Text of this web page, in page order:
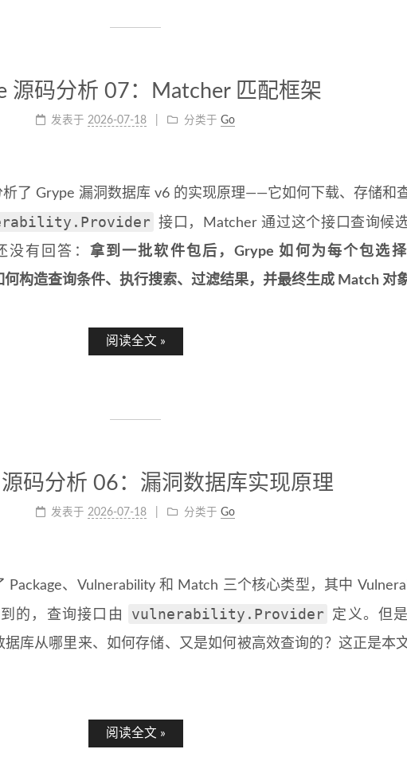
源码分析 07：Matcher 匹配框架
发表于 2026-07-18 分类于 Go
了 Grype 漏洞数据库 v6 的实现原理——它如何下载、存储和
接口，Matcher 通过这个接口查询候
没有回答： 拿到一批软件包后，Grype 如何为每个包选
构造查询条件、执行搜索、过滤结果，并最终生成 Match 对象
阅读全文 »
码分析 06：漏洞数据库实现原理
发表于 2026-07-18 分类于 Go
Package、Vulnerability 和 Match 三个核心类型，其中
的，查询接口由 vulnerability.Provider
定义。但
库从哪里来、如何存储、又是如何被高效查询的？这正是本
阅读全文 »